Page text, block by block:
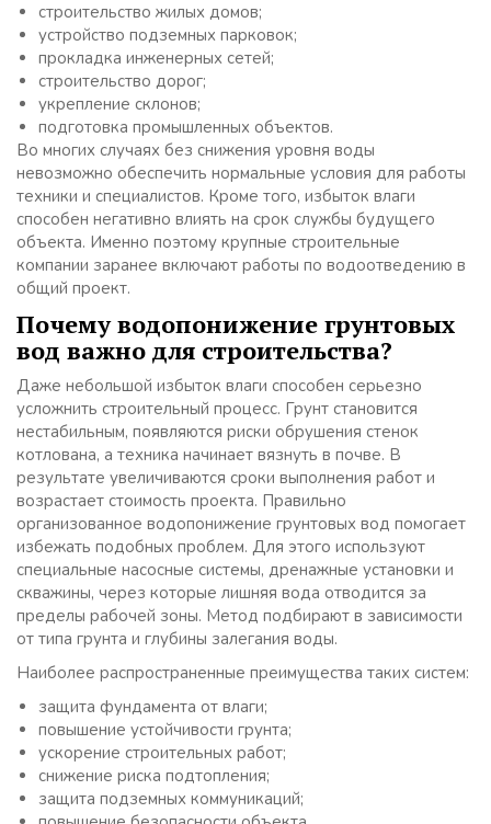
строительство жилых домов;
устройство подземных парковок;
прокладка инженерных сетей;
строительство дорог;
укрепление склонов;
подготовка промышленных объектов.
Во многих случаях без снижения уровня воды
невозможно обеспечить нормальные условия для работы
техники и специалистов. Кроме того, избыток влаги
способен негативно влиять на срок службы будущего
объекта. Именно поэтому крупные строительные
компании заранее включают работы по водоотведению в
общий проект.
Почему водопонижение грунтовых
вод важно для строительства?
Даже небольшой избыток влаги способен серьезно
усложнить строительный процесс. Грунт становится
нестабильным, появляются риски обрушения стенок
котлована, а техника начинает вязнуть в почве. В
результате увеличиваются сроки выполнения работ и
возрастает стоимость проекта. Правильно
организованное водопонижение грунтовых вод помогает
избежать подобных проблем. Для этого используют
специальные насосные системы, дренажные установки и
скважины, через которые лишняя вода отводится за
пределы рабочей зоны. Метод подбирают в зависимости
от типа грунта и глубины залегания воды.
Наиболее распространенные преимущества таких систем:
защита фундамента от влаги;
повышение устойчивости грунта;
ускорение строительных работ;
снижение риска подтопления;
защита подземных коммуникаций;